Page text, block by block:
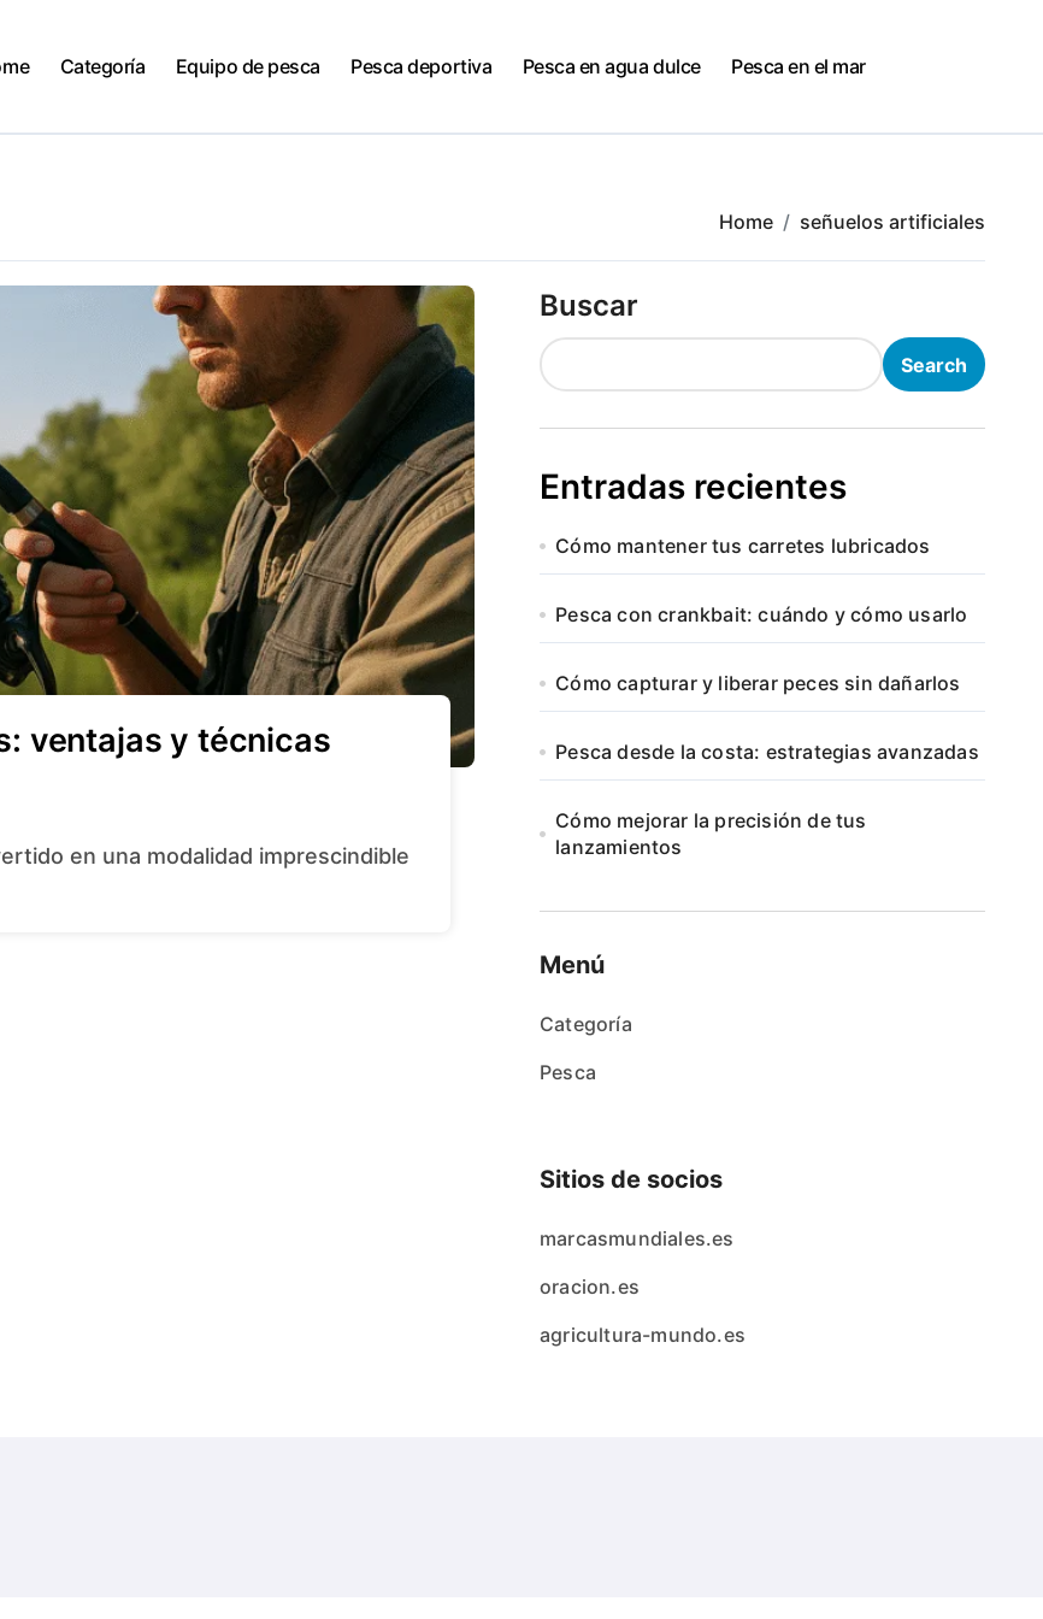
Categoría Equipo de pesca Pesca deportiva Pesca en agua dulce Pesca en el mar
Home señuelos artificiales
ventajas y técnicas
Buscar
Search
Entradas recientes
Cómo mantener tus carretes lubricados
Pesca con crankbait: cuándo y cómo usarlo
Cómo capturar y liberar peces sin dañarlos
Pesca desde la costa: estrategias avanzadas
Cómo mejorar la precisión de tus
lanzamientos
Menú
Categoría
Pesca
Sitios de socios
marcasmundiales.es
oracion.es
agricultura-mundo.es